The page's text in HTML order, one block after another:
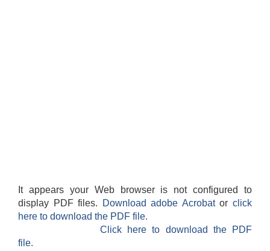
It appears your Web browser is not configured to
display PDF files.
Download adobe Acrobatorclick
here to download the PDF file.
Click here to download the PDF
file.